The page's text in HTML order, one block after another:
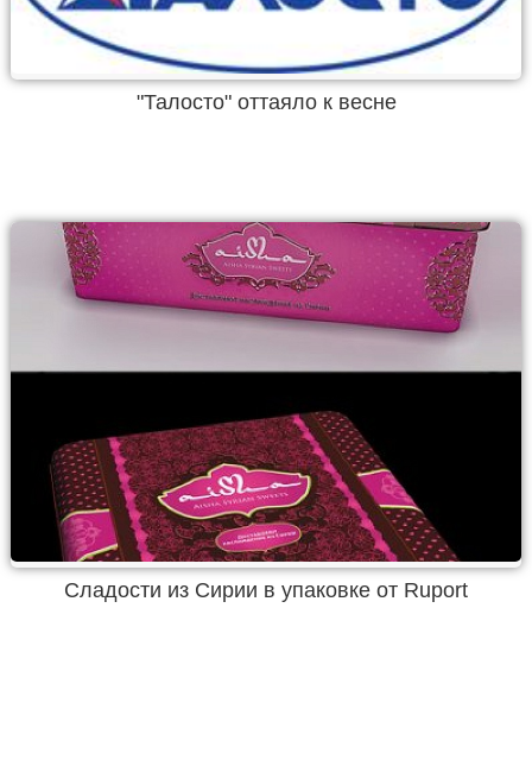
"Талосто" оттаяло к весне
Сладости из Сирии в упаковке от Ruport